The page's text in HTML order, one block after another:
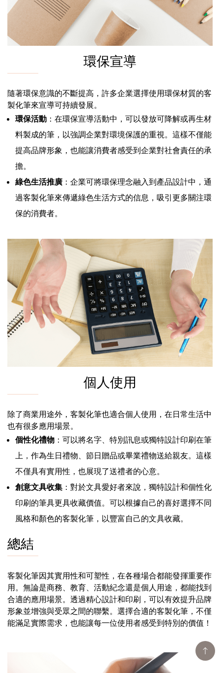
環保宣導
隨著環保意識的不斷提高，許多企業選擇使用環保材質的客
製化筆來宣導可持續發展。
環保活動 ：在環保宣導活動中，可以發放可降解或再生材
料製成的筆，以強調企業對環境保護的重視。這樣不僅能
提高品牌形象，也能讓消費者感受到企業對社會責任的承
擔。
綠色生活推廣 ：企業可將環保理念融入到產品設計中，通
過客製化筆來傳遞綠色生活方式的信息，吸引更多關注環
保的消費者。
個人使用
除了商業用途外，客製化筆也適合個人使用，在日常生活中
也有很多應用場景。
個性化禮物 ：可以將名字、特別訊息或獨特設計印刷在筆
上，作為生日禮物、節日贈品或畢業禮物送給親友。這樣
不僅具有實用性，也展現了送禮者的心意。
創意文具收集 ：對於文具愛好者來說，獨特設計和個性化
印刷的筆具更具收藏價值。可以根據自己的喜好選擇不同
風格和顏色的客製化筆，以豐富自己的文具收藏。
總結
客製化筆因其實用性和可塑性，在各種場合都能發揮重要作
用。無論是商務、教育、活動紀念還是個人用途，都能找到
合適的應用場景。透過精心設計和印刷，可以有效提升品牌
形象並增強與受眾之間的聯繫。選擇合適的客製化筆，不僅
能滿足實際需求，也能讓每一位使用者感受到特別的價值！